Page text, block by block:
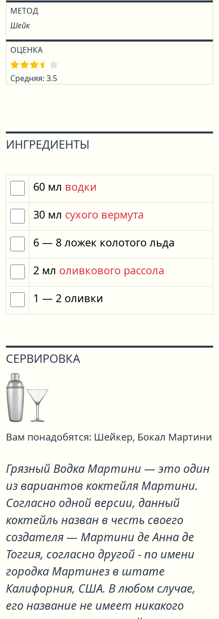
МЕТОД
Шейк
ОЦЕНКА
Средняя: 3.5
ИНГРЕДИЕНТЫ
60 мл водки
30 мл сухого вермута
6 — 8 ложек колотого льда
2 мл оливкового рассола
1 — 2 оливки
СЕРВИРОВКА
Вам понадобятся: Шейкер, Бокал Мартини
Грязный Водка Мартини — это один
из вариантов коктейля Мартини.
Согласно одной версии, данный
коктейль назван в честь своего
создателя — Мартини де Анна де
Тоггия, согласно другой - по имени
городка Мартинез в штате
Калифорния, США. В любом случае,
его название не имеет никакого